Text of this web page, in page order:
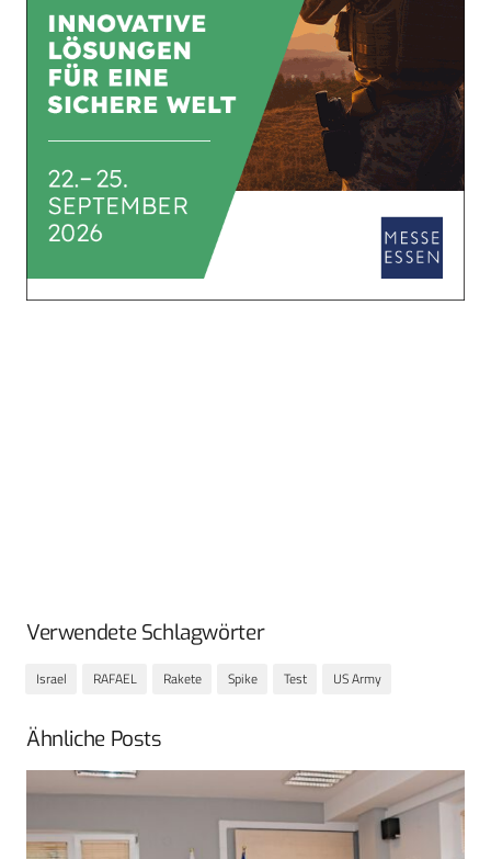
Verwendete Schlagwörter
Israel RAFAEL Rakete Spike Test US Army
Ähnliche Posts